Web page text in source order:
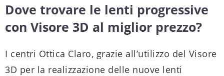
Dove trovare le lenti progressive
con Visore 3D al miglior prezzo?
I centri Ottica Claro, grazie all’utilizzo del Visore
3D per la realizzazione delle nuove lenti